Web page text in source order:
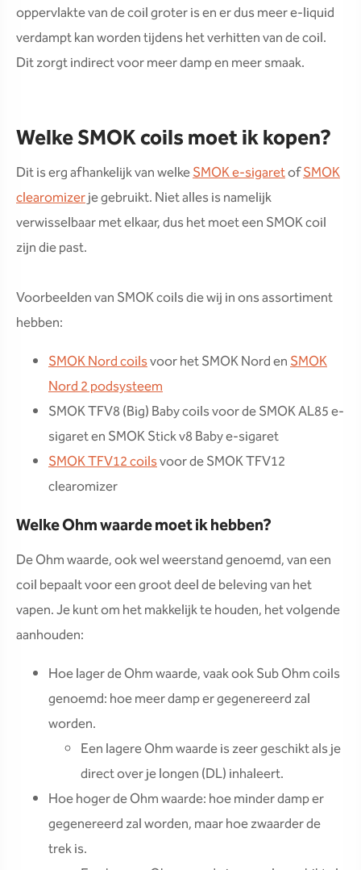
oppervlakte van de coil groter is en er dus meer e-liquid
verdampt kan worden tijdens het verhitten van de coil.
Dit zorgt indirect voor meer damp en meer smaak.
Welke SMOK coils moet ik kopen?
Dit is erg afhankelijk van welkeSMOK e-sigaretofSMOK
clearomizerje gebruikt. Niet alles is namelijk
verwisselbaar met elkaar, dus het moet een SMOK coil
zijn die past.
Voorbeelden van SMOK coils die wij in ons assortiment
hebben:
SMOK Nord coilsvoor het SMOK Nord enSMOK
Nord 2 podsysteem
SMOK TFV8 (Big) Baby coils voor de SMOK AL85 e-
sigaret en SMOK Stick v8 Baby e-sigaret
SMOK TFV12 coilsvoor de SMOK TFV12
clearomizer
Welke Ohm waarde moet ik hebben?
De Ohm waarde, ook wel weerstand genoemd, van een
coil bepaalt voor een groot deel de beleving van het
vapen. Je kunt om het makkelijk te houden, het volgende
aanhouden:
Hoe lager de Ohm waarde, vaak ook Sub Ohm coils
genoemd: hoe meer damp er gegenereerd zal
worden.
Een lagere Ohm waarde is zeer geschikt als je
direct over je longen (DL) inhaleert.
Hoe hoger de Ohm waarde: hoe minder damp er
gegenereerd zal worden, maar hoe zwaarder de
trek is.